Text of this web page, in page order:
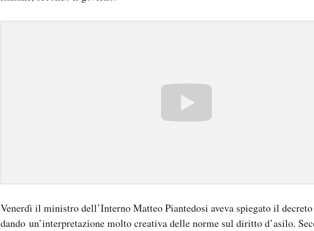
Venerdì il ministro dell’Interno Matteo Piantedosi aveva spiegato il decreto
dando un’interpretazione molto creativa delle norme sul diritto d’asilo.